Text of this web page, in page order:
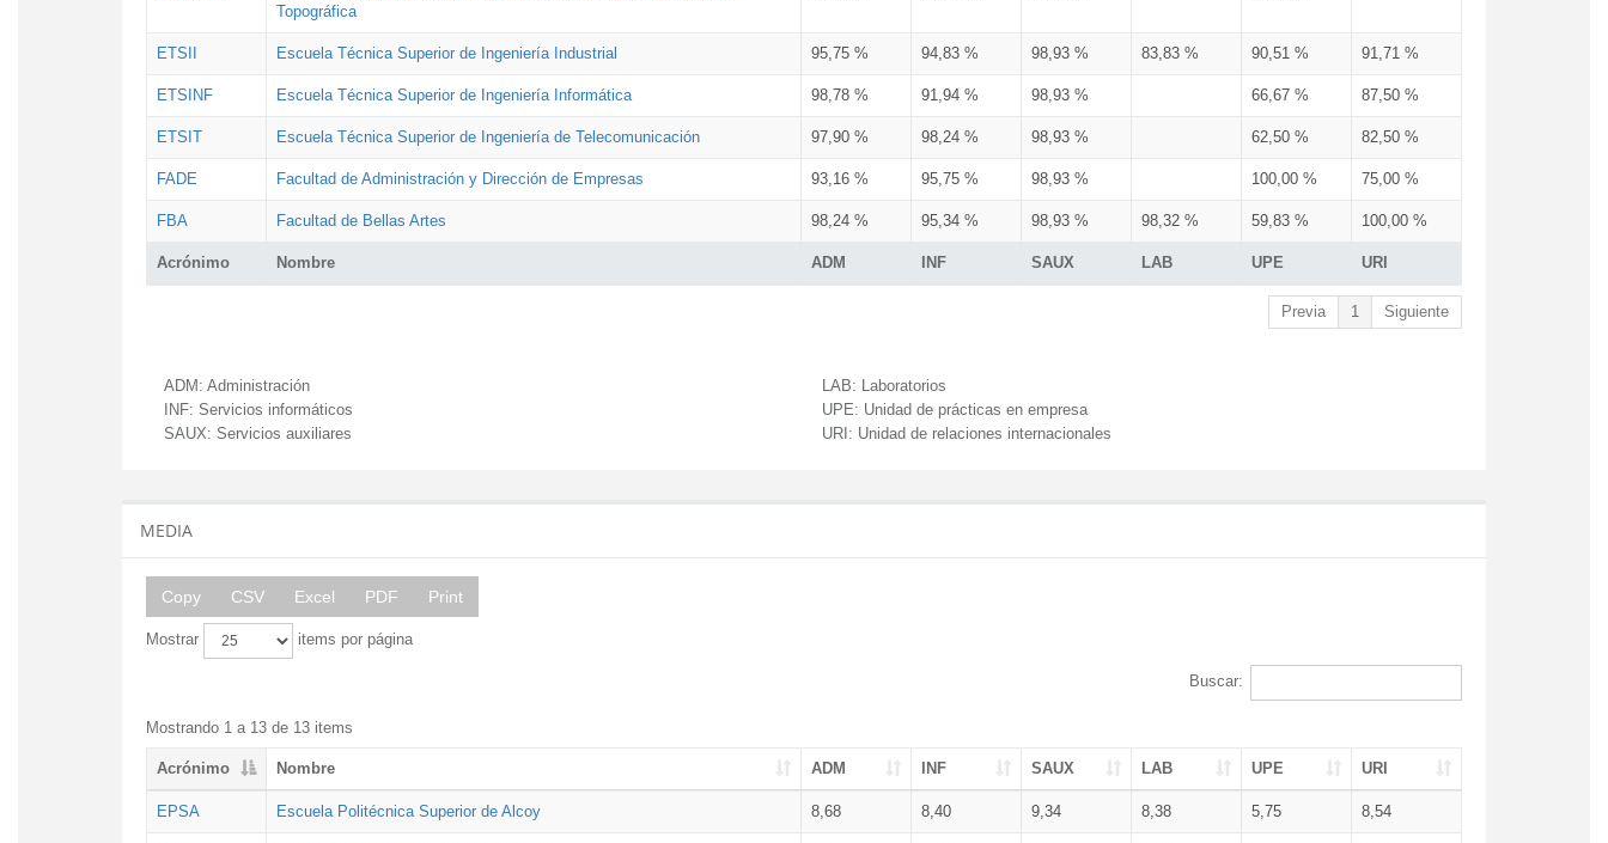
Acrónimo Nombre ADM INF SAUX LAB UPE URI
Topográfica
ETSII Escuela Técnica Superior de Ingeniería Industrial 95,75 % 94,83 % 98,93 % 83,83 % 90,51 % 91,71 %
ETSINF Escuela Técnica Superior de Ingeniería Informática 98,78 % 91,94 % 98,93 % 66,67 % 87,50 %
ETSIT Escuela Técnica Superior de Ingeniería de Telecomunicación 97,90 % 98,24 % 98,93 % 62,50 % 82,50 %
FADE Facultad de Administración y Dirección de Empresas 93,16 % 95,75 % 98,93 % 100,00 % 75,00 %
FBA Facultad de Bellas Artes 98,24 % 95,34 % 98,93 % 98,32 % 59,83 % 100,00 %
Previa 1 Siguiente
ADM: Administración
INF: Servicios informáticos
SAUX: Servicios auxiliares
LAB: Laboratorios
UPE: Unidad de prácticas en empresa
URI: Unidad de relaciones internacionales
MEDIA
Copy CSV Excel PDF Print
Mostrar items por página
Buscar:
Mostrando 1 a 13 de 13 items
Acrónimo Nombre ADM INF SAUX LAB UPE URI
EPSA Escuela Politécnica Superior de Alcoy 8,68 8,40 9,34 8,38 5,75 8,54